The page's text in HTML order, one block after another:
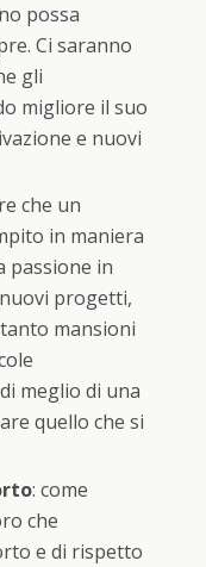
possa
Ci saranno
gli
migliore il suo
e nuovi
che un
in maniera
passione in
progetti,
mansioni
meglio di una
quello che si
: come
che
e di rispetto